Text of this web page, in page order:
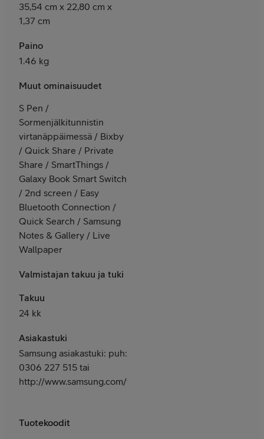
35,54 cm x 22,80 cm x
1,37 cm
Paino
1.46 kg
Muut ominaisuudet
S Pen /
Sormenjälkitunnistin
virtanäppäimessä / Bixby
/ Quick Share / Private
Share / SmartThings /
Galaxy Book Smart Switch
/ 2nd screen / Easy
Bluetooth Connection /
Quick Search / Samsung
Notes & Gallery / Live
Wallpaper
Valmistajan takuu ja tuki
Takuu
24 kk
Asiakastuki
Samsung asiakastuki: puh:
0306 227 515 tai
http://www.samsung.com/fi/support/
Tuotekoodit